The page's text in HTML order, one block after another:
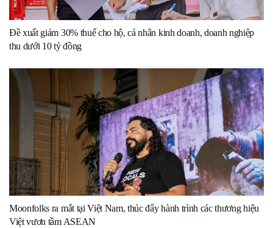
Đề xuất giảm 30% thuế cho hộ, cá nhân kinh doanh, doanh nghiệp
thu dưới 10 tỷ đồng
Moonfolks ra mắt tại Việt Nam, thúc đẩy hành trình các thương hiệu
Việt vươn tầm ASEAN